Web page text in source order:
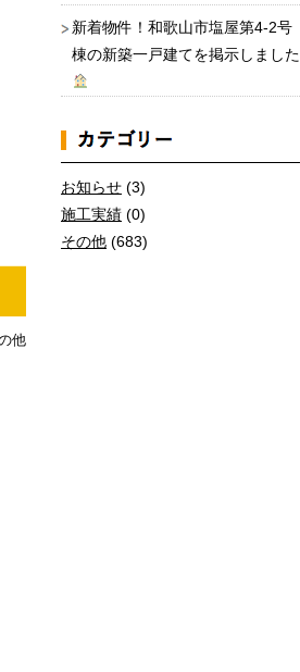
他
新着物件！和歌山市塩屋第4-2号
棟の新築一戸建てを掲示しました
お知らせ (3)
施工実績 (0)
その他 (683)